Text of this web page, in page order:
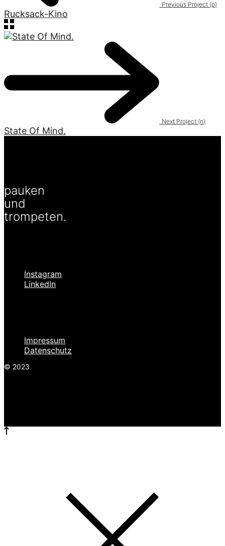
Previous Project (p)
Rucksack-Kino
Next Project (n)
State Of Mind.
pauken
und
trompeten.
Instagram
LinkedIn
Impressum
Datenschutz
© 2023